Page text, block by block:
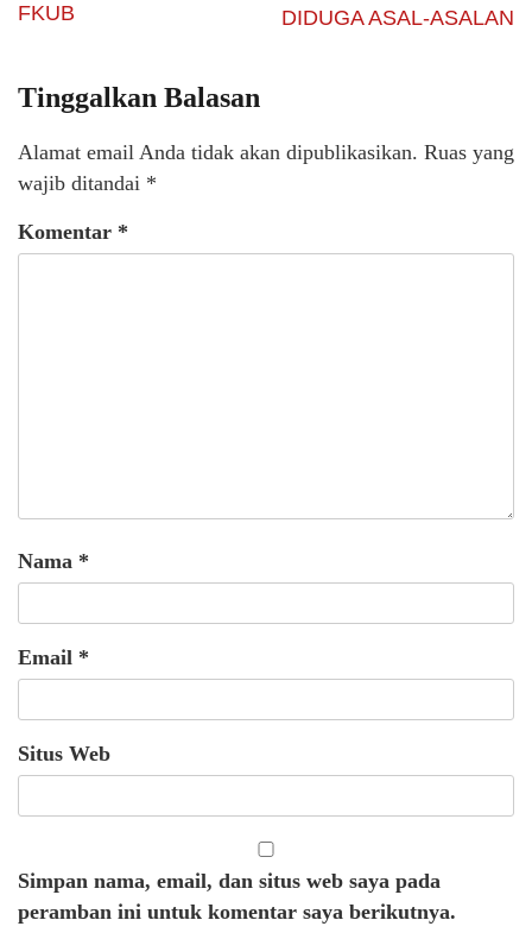
FKUB
DIDUGA ASAL-ASALAN
Tinggalkan Balasan
Alamat email Anda tidak akan dipublikasikan. Ruas yang
wajib ditandai *
Komentar *
Nama *
Email *
Situs Web
Simpan nama, email, dan situs web saya pada
peramban ini untuk komentar saya berikutnya.